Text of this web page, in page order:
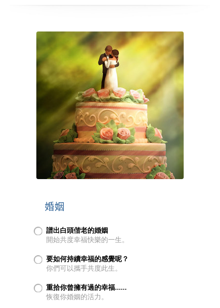
婚姻
譜出白頭偕老的婚姻
開始共度幸福快樂的一生。
要如何持續幸福的感覺呢？
你們可以攜手共度此生。
重拾你曾擁有過的幸福……
恢復你婚姻的活力。